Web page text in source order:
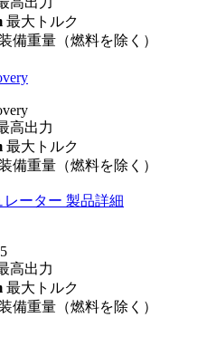
最大トルク
備重量（燃料を除く）
高出力
最大トルク
備重量（燃料を除く）
レーター 製品詳細
高出力
最大トルク
備重量（燃料を除く）